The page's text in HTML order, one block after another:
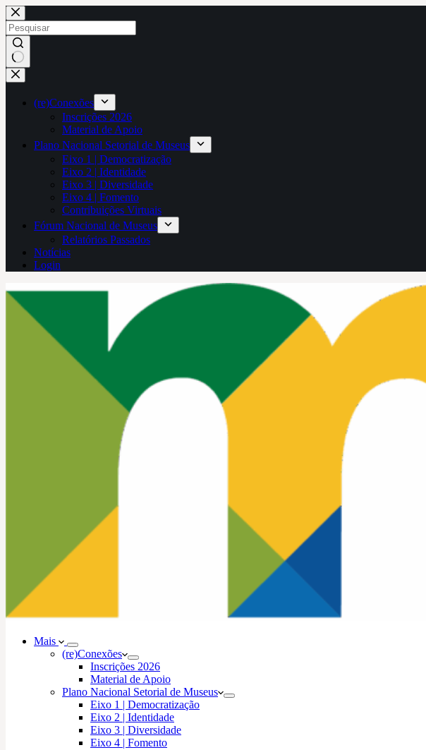
Pular
para
o
conteúdo
Sem
resultados
(re)Conexões
Inscrições 2026
Material de Apoio
Plano Nacional Setorial de Museus
Eixo 1 | Democratização
Eixo 2 | Identidade
Eixo 3 | Diversidade
Eixo 4 | Fomento
Contribuições Virtuais
Fórum Nacional de Museus
Relatórios Passados
Notícias
Login
Mais
(re)Conexões
Inscrições 2026
Material de Apoio
Plano Nacional Setorial de Museus
Eixo 1 | Democratização
Eixo 2 | Identidade
Eixo 3 | Diversidade
Eixo 4 | Fomento